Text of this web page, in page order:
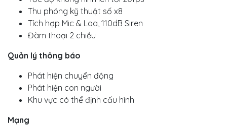
Thu phóng kỹ thuật số x8
Tích hợp Mic & Loa, 110dB Siren
Đàm thoại 2 chiều
Quản lý thông báo
Phát hiện chuyển động
Phát hiện con người
Khu vực có thể định cấu hình
Mạng